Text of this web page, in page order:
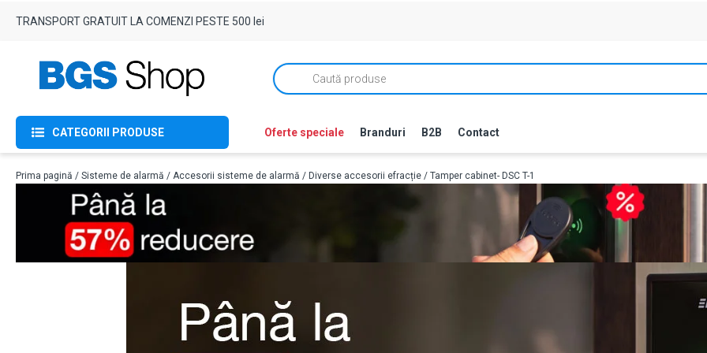
TRANSPORT GRATUIT LA COMENZI PESTE 500 lei
Products
search
CATEGORII PRODUSE Oferte speciale Branduri B2B Contact
Prima pagină / Sisteme de alarmă / Accesorii sisteme de alarmă / Diverse accesorii efracție / Tamper cabinet- DSC T-1